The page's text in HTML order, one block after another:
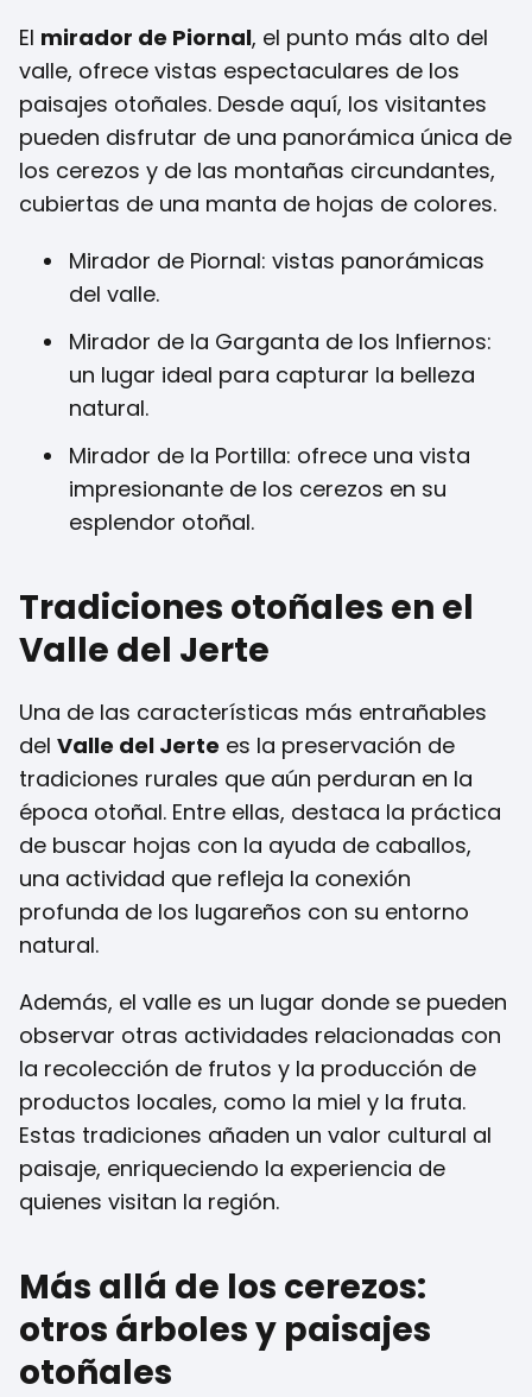
El mirador de Piornal, el punto más alto del
valle, ofrece vistas espectaculares de los
paisajes otoñales. Desde aquí, los visitantes
pueden disfrutar de una panorámica única de
los cerezos y de las montañas circundantes,
cubiertas de una manta de hojas de colores.
Mirador de Piornal: vistas panorámicas
del valle.
Mirador de la Garganta de los Infiernos:
un lugar ideal para capturar la belleza
natural.
Mirador de la Portilla: ofrece una vista
impresionante de los cerezos en su
esplendor otoñal.
Tradiciones otoñales en el
Valle del Jerte
Una de las características más entrañables
del Valle del Jerte es la preservación de
tradiciones rurales que aún perduran en la
época otoñal. Entre ellas, destaca la práctica
de buscar hojas con la ayuda de caballos,
una actividad que refleja la conexión
profunda de los lugareños con su entorno
natural.
Además, el valle es un lugar donde se pueden
observar otras actividades relacionadas con
la recolección de frutos y la producción de
productos locales, como la miel y la fruta.
Estas tradiciones añaden un valor cultural al
paisaje, enriqueciendo la experiencia de
quienes visitan la región.
Más allá de los cerezos:
otros árboles y paisajes
otoñales